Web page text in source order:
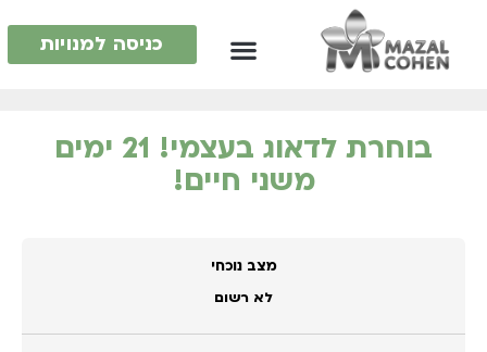
כניסה למנויות
בוחרת לדאוג בעצמי! 21 ימים
משני חיים!
מצב נוכחי
לא רשום